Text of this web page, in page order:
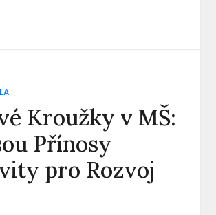
Kroužky v MŠ:
Přínosy
pro Rozvoj